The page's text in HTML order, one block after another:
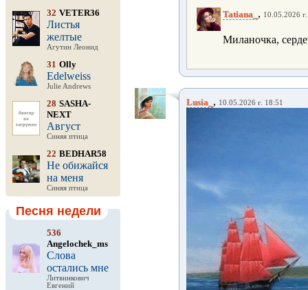
32 VETER36
Листья
желтые
Агутин Леонид
31 Olly
Edelweiss
Julie Andrews
28 SASHA-
NEXT
Август
Синяя птица
22 BEDHAR58
Не обижайся
на меня
Синяя птица
Песня недели
536
Angelochek_ms
Слова
остались мне
Литвинкович
Евгений
Tatiana_ , 10.05.2026
Миланочка,
Lusia_ , 10.05.2026 г. 18:51